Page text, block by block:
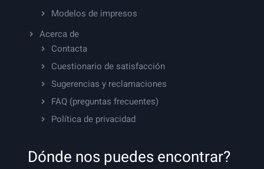
Modelos de impresos
Acerca de
Contacta
Cuestionario de satisfacción
Sugerencias y reclamaciones
FAQ (preguntas frecuentes)
Política de privacidad
Dónde nos puedes encontrar?